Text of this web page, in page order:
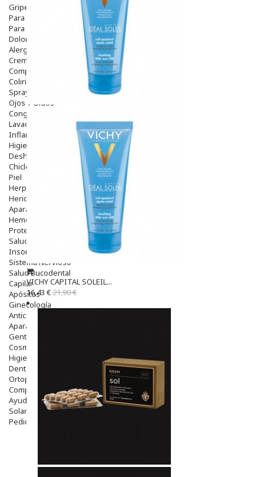
Gripe Y Resfriados
Para La Tos
Para Descongestionar La Nariz
Dolor De Garganta
Alergias Y Picaduras
Cremas
Comprimidos
Colirios
Sprays
Ojos Y Oidos
Congestión
Lavado Ojos
Inflamación Del Oido (otitis)
Higiene Oido
Deshabituación Tabaquismo
Chicles
Piel
Herpes Y Hongos
Heridas Y úlceras
Aparato Genital
Hemorroides
Protectores Y Emolientes
Salud
Insomnio
Sistema Nervioso
Salud Bucodental
Capilar
Apósitos
Ginecología
Anticonceptivos
Aparato Genital
Gente Mayor
Cosmética
Higiene
Dentales
Ortopedia
Complementos Nutricionales.
Ayudas
Solares
Pedido express
VICHY CAPITAL SOLEIL...
16,43 €21,90 €